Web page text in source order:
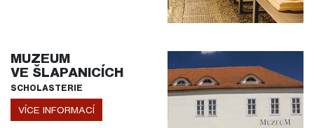
MUZEUM
VE ŠLAPANICÍCH
SCHOLASTERIE
VÍCE INFORMACÍ